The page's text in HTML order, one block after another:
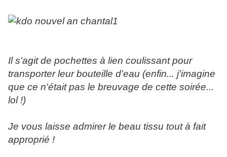
Il s'agit de pochettes à lien coulissant pour
transporter leur bouteille d'eau (enfin... j'imagine
que ce n'était pas le breuvage de cette soirée...
lol !)
Je vous laisse admirer le beau tissu tout à fait
approprié !